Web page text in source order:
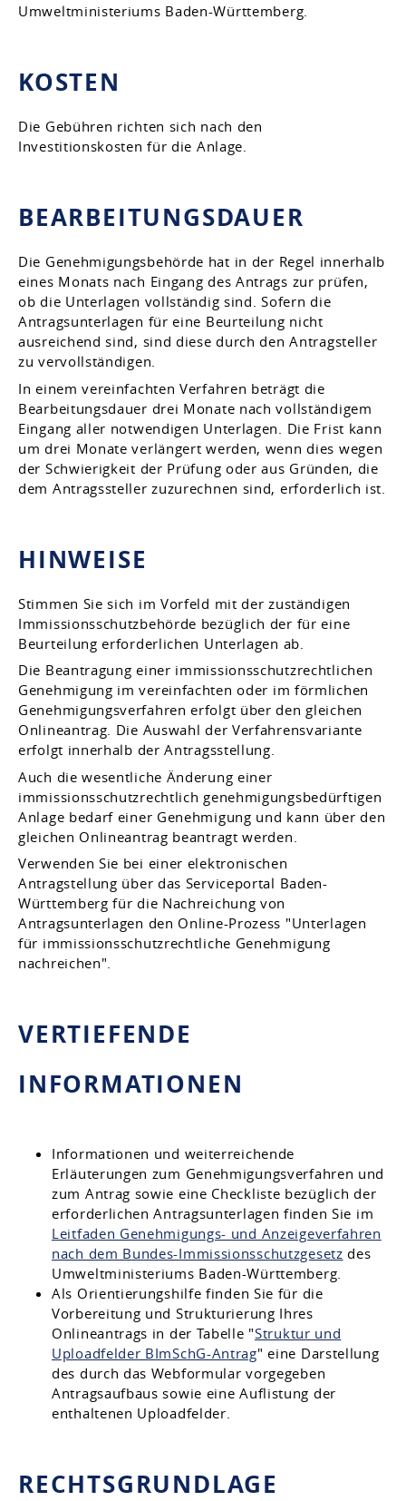
Umweltministeriums Baden-Württemberg.
KOSTEN
Die Gebühren richten sich nach den
Investitionskosten für die Anlage.
BEARBEITUNGSDAUER
Die Genehmigungsbehörde hat in der Regel innerhalb
eines Monats nach Eingang des Antrags zur prüfen,
ob die Unterlagen vollständig sind. Sofern die
Antragsunterlagen für eine Beurteilung nicht
ausreichend sind, sind diese durch den Antragsteller
zu vervollständigen.
In einem vereinfachten Verfahren beträgt die
Bearbeitungsdauer drei Monate nach vollständigem
Eingang aller notwendigen Unterlagen
. Die Frist kann
um drei Monate verlängert werden, wenn dies wegen
der Schwierigkeit der Prüfung oder aus Gründen, die
dem Antragssteller zuzurechnen sind, erforderlich ist.
HINWEISE
Stimmen Sie sich im Vorfeld mit der zuständigen
Immissionsschutzbehörde bezüglich der für eine
Beurteilung erforderlichen Unterlagen ab.
Die Beantragung einer immissionsschutzrechtlichen
Genehmigung im vereinfachten oder im förmlichen
Genehmigungsverfahren erfolgt über den gleichen
Onlineantrag. Die Auswahl der Verfahrensvariante
erfolgt innerhalb der Antragsstellung.
Auch die wesentliche Änderung einer
immissionsschutzrechtlich genehmigungsbedürftigen
Anlage bedarf einer Genehmigung und kann über den
gleichen Onlineantrag beantragt werden.
Verwenden Sie bei einer elektronischen
Antragstellung über das Serviceportal Baden-
Württemberg für die Nachreichung von
Antragsunterlagen den Online-Prozess "Unterlagen
für immissionsschutzrechtliche Genehmigung
nachreichen".
VERTIEFENDE
INFORMATIONEN
Informationen und weiterreichende
Erläuterungen zum Genehmigungsverfahren und
zum Antrag sowie eine Checkliste bezüglich der
erforderlichen Antragsunterlagen finden Sie im
Leitfaden Genehmigungs- und Anzeigeverfahren
nach dem Bundes-Immissionsschutzgesetz des
Umweltministeriums Baden-Württemberg.
Als Orientierungshilfe finden Sie für die
Vorbereitung und Strukturierung Ihres
Onlineantrags in der Tabelle "Struktur und
Uploadfelder BImSchG-Antrag" eine Darstellung
des durch das Webformular vorgegeben
Antragsaufbaus sowie eine Auflistung der
enthaltenen Uploadfelder.
RECHTSGRUNDLAGE